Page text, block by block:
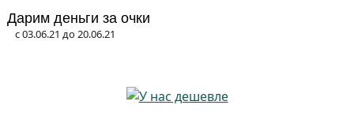
Дарим деньги за очки
с 03.06.21 до 20.06.21